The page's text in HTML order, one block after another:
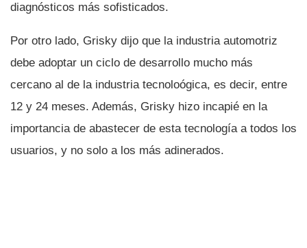
diagnósticos más sofisticados.
Por otro lado, Grisky dijo que la industria automotriz
debe adoptar un ciclo de desarrollo mucho más
cercano al de la industria tecnoloógica, es decir, entre
12 y 24 meses. Además, Grisky hizo incapié en la
importancia de abastecer de esta tecnologí­a a todos los
usuarios, y no solo a los más adinerados.